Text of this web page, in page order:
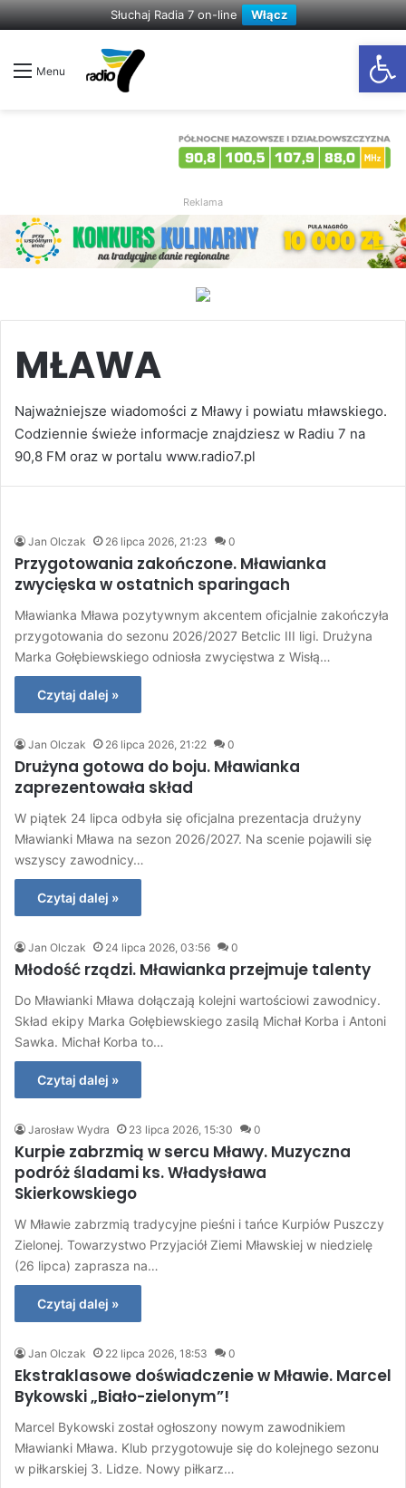
Słuchaj Radia 7 on-line Włącz
Menu
Reklama
MŁAWA
Najważniejsze wiadomości z Mławy i powiatu mławskiego.
Codziennie świeże informacje znajdziesz w Radiu 7 na
90,8 FM oraz w portalu www.radio7.pl
Jan Olczak 26 lipca 2026, 21:23 0
Przygotowania zakończone. Mławianka
zwycięska w ostatnich sparingach
Mławianka Mława pozytywnym akcentem oficjalnie zakończyła
przygotowania do sezonu 2026/2027 Betclic III ligi. Drużyna
Marka Gołębiewskiego odniosła zwycięstwa z Wisłą…
Czytaj dalej »
Jan Olczak 26 lipca 2026, 21:22 0
Drużyna gotowa do boju. Mławianka
zaprezentowała skład
W piątek 24 lipca odbyła się oficjalna prezentacja drużyny
Mławianki Mława na sezon 2026/2027. Na scenie pojawili się
wszyscy zawodnicy…
Czytaj dalej »
Jan Olczak 24 lipca 2026, 03:56 0
Młodość rządzi. Mławianka przejmuje talenty
Do Mławianki Mława dołączają kolejni wartościowi zawodnicy.
Skład ekipy Marka Gołębiewskiego zasilą Michał Korba i Antoni
Sawka. Michał Korba to…
Czytaj dalej »
Jarosław Wydra 23 lipca 2026, 15:30 0
Kurpie zabrzmią w sercu Mławy. Muzyczna
podróż śladami ks. Władysława
Skierkowskiego
W Mławie zabrzmią tradycyjne pieśni i tańce Kurpiów Puszczy
Zielonej. Towarzystwo Przyjaciół Ziemi Mławskiej w niedzielę
(26 lipca) zaprasza na…
Czytaj dalej »
Jan Olczak 22 lipca 2026, 18:53 0
Ekstraklasowe doświadczenie w Mławie. Marcel
Bykowski „Biało-zielonym”!
Marcel Bykowski został ogłoszony nowym zawodnikiem
Mławianki Mława. Klub przygotowuje się do kolejnego sezonu
w piłkarskiej 3. Lidze. Nowy piłkarz…